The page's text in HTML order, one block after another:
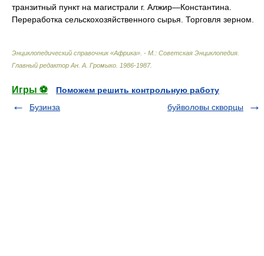
транзитный пункт на магистрали г. Алжир—Константина.
Переработка сельскохозяйственного сырья. Торговля зерном.
Энциклопедический справочник «Африка». - М.: Советская Энциклопедия
Главный редактор Ан. А. Громыко 1986-1987.
Игры ⚽
Поможем решить контрольную работу
Бузинза
буйволовы скворцы